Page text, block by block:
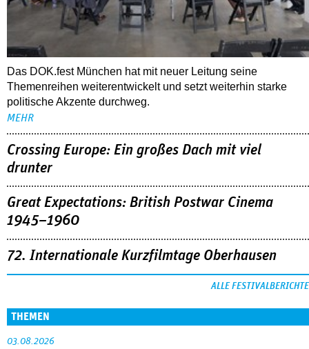
Das DOK.fest München hat mit neuer Leitung seine
Themenreihen weiterentwickelt und setzt weiterhin starke
politische Akzente durchweg.
MEHR
Crossing Europe: Ein großes Dach mit viel
drunter
Great Expectations: British Postwar Cinema
1945–1960
72. Internationale Kurzfilmtage Oberhausen
ALLE FESTIVALBERICHTE
THEMEN
03.08.2026